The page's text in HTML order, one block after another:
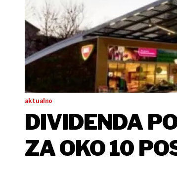
aktualno
DIVIDENDA
ZA OKO 10